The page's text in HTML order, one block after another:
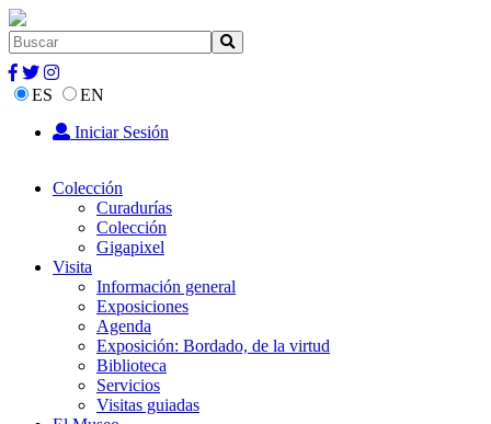
ES
EN
Iniciar Sesión
Colección
Curadurías
Colección
Gigapixel
Visita
Información general
Exposiciones
Agenda
Exposición: Bordado, de la virtud
Biblioteca
Servicios
Visitas guiadas